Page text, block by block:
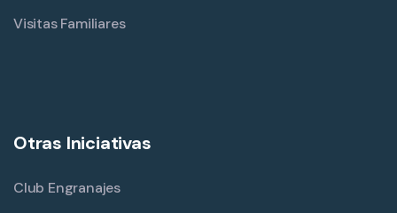
Visitas Familiares
Otras Iniciativas
Club Engranajes